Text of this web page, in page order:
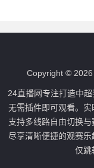
Copyright © 2026
24直播网专注打造中
无需插件即可观看。实
支持多线路自由切换与
尽享清晰便捷的观赛乐
仅跳